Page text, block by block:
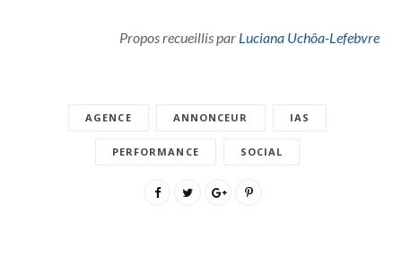
Propos recueillis par Luciana Uchôa-Lefebvre
AGENCE ANNONCEUR IAS
PERFORMANCE SOCIAL